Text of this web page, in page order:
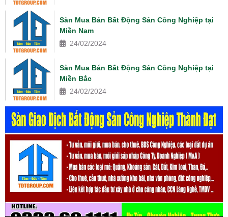
Sàn Mua Bán Bất Động Sản Công Nghiệp tại
Miền Nam
24/02/2024
Sàn Mua Bán Bất Động Sản Công Nghiệp tại
Miền Bắc
24/02/2024